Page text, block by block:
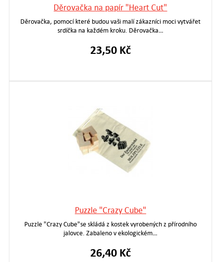
Děrovačka na papír "Heart Cut"
Děrovačka, pomocí které budou vaši malí zákazníci moci vytvářet
srdíčka na každém kroku. Děrovačka…
23,50 Kč
Puzzle "Crazy Cube"
Puzzle "Crazy Cube"se skládá z kostek vyrobených z přírodního
jalovce. Zabaleno v ekologickém…
26,40 Kč